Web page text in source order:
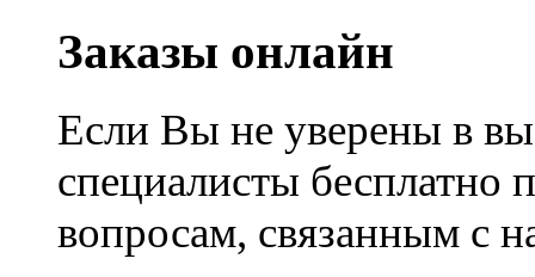
Заказы онлайн
Если Вы не уверены в
специалисты
вопросам, связанным с